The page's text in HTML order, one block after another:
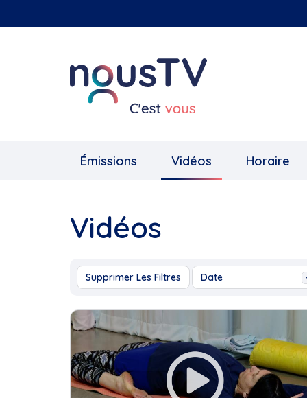
au
Émissions Vidéos Horaire
Vidéos
Supprimer Les Filtres Date
Cette Semaine
Ce Mois
Cette Année